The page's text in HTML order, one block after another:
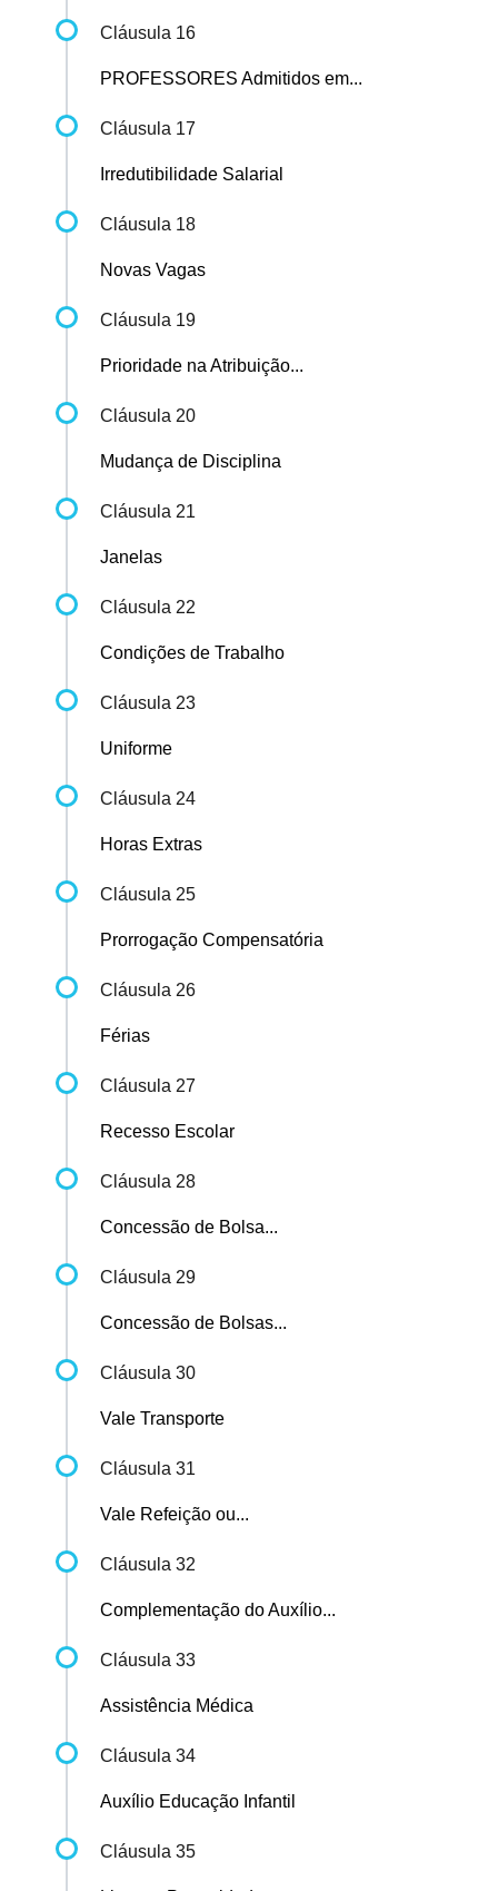
Cláusula 16
PROFESSORES Admitidos em...
Cláusula 17
Irredutibilidade Salarial
Cláusula 18
Novas Vagas
Cláusula 19
Prioridade na Atribuição...
Cláusula 20
Mudança de Disciplina
Cláusula 21
Janelas
Cláusula 22
Condições de Trabalho
Cláusula 23
Uniforme
Cláusula 24
Horas Extras
Cláusula 25
Prorrogação Compensatória
Cláusula 26
Férias
Cláusula 27
Recesso Escolar
Cláusula 28
Concessão de Bolsa...
Cláusula 29
Concessão de Bolsas...
Cláusula 30
Vale Transporte
Cláusula 31
Vale Refeição ou...
Cláusula 32
Complementação do Auxílio...
Cláusula 33
Assistência Médica
Cláusula 34
Auxílio Educação Infantil
Cláusula 35